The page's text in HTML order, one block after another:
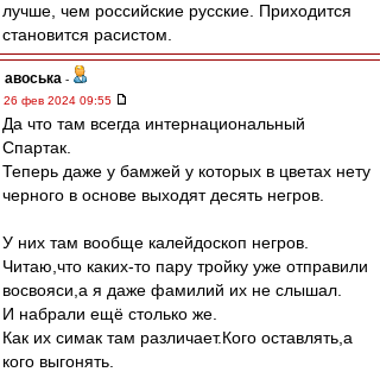
лучше, чем российские русские. Приходится
становится расистом.
авоська -
26 фев 2024 09:55
Да что там всегда интернациональный
Спартак.
Теперь даже у бамжей у которых в цветах нету
черного в основе выходят десять негров.
У них там вообще калейдоскоп негров.
Читаю,что каких-то пару тройку уже отправили
восвояси,а я даже фамилий их не слышал.
И набрали ещё столько же.
Как их симак там различает.Кого оставлять,а
кого выгонять.